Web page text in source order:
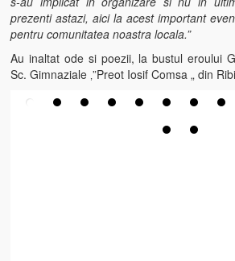
prezenti astazi, aici la acest important
pentru comunitatea noastra locala.”
Au inaltat ode si poezii, la bustul eroului
Sc. Gimnaziale ‚”Preot Iosif Comsa „ din